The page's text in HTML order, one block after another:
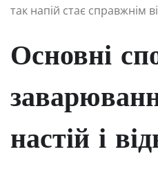
так напій стає справжнім
Основні
настій і